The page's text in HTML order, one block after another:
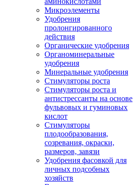
Микроэлементы
Удобрения
пролонгированного
действия
Органические удобрения
Органоминеральные
удобрения
Минеральные удобрения
Стимуляторы роста
Стимуляторы роста и
антистрессанты на основе
фульвовых и гуминовых
кислот
Стимуляторы
плодообразования,
созревания, окраски,
размеров, завязи
Удобрения фасовкой для
личных подсобных
хозяйств